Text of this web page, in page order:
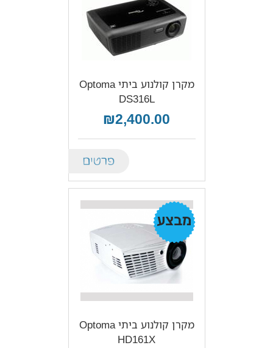
מקרן קולנוע ביתי Optoma
DS316L
₪2,400.00
מקרן קולנוע ביתי Optoma
HD161X